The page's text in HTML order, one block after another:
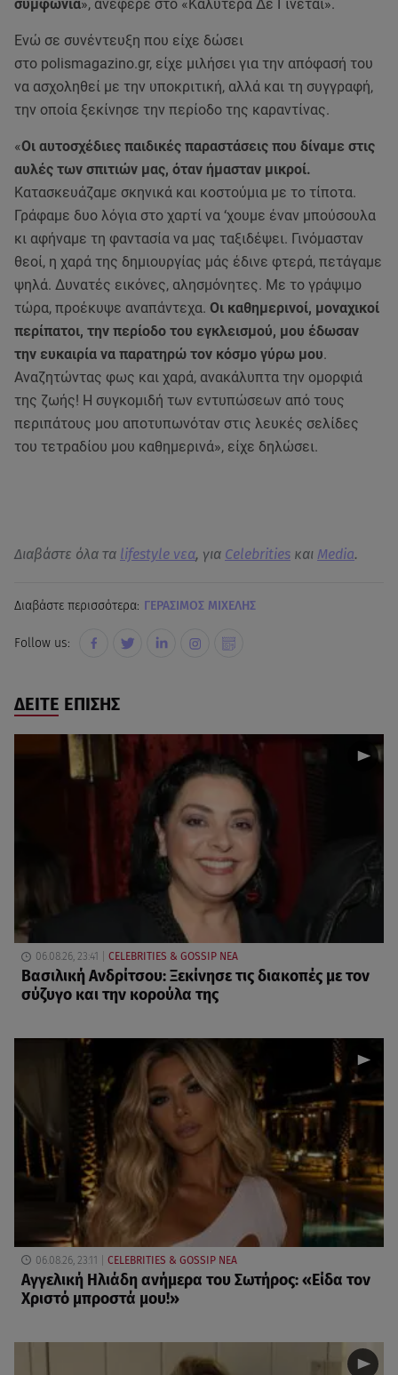
συμφωνία», ανέφερε στο «Καλύτερα Δε Γίνεται».
Ενώ σε συνέντευξη που είχε δώσει
στο polismagazino.gr, είχε μιλήσει για την απόφασή του
να ασχοληθεί με την υποκριτική, αλλά και τη συγγραφή,
την οποία ξεκίνησε την περίοδο της καραντίνας.
«Οι αυτοσχέδιες παιδικές παραστάσεις που δίναμε στις
αυλές των σπιτιών μας, όταν ήμασταν μικροί.
Κατασκευάζαμε σκηνικά και κοστούμια με το τίποτα.
Γράφαμε δυο λόγια στο χαρτί να ‘χουμε έναν μπούσουλα
κι αφήναμε τη φαντασία να μας ταξιδέψει. Γινόμασταν
θεοί, η χαρά της δημιουργίας μάς έδινε φτερά, πετάγαμε
ψηλά. Δυνατές εικόνες, αλησμόνητες. Με το γράψιμο
τώρα, προέκυψε αναπάντεχα. Οι καθημερινοί, μοναχικοί
περίπατοι, την περίοδο του εγκλεισμού, μου έδωσαν
την ευκαιρία να παρατηρώ τον κόσμο γύρω μου.
Αναζητώντας φως και χαρά, ανακάλυπτα την ομορφιά
της ζωής! Η συγκομιδή των εντυπώσεων από τους
περιπάτους μου αποτυπωνόταν στις λευκές σελίδες
του τετραδίου μου καθημερινά», είχε δηλώσει.
Διαβάστε όλα τα lifestyle νεα, για Celebrities και Media.
Διαβάστε περισσότερα: ΓΕΡΑΣΙΜΟΣ ΜΙΧΕΛΗΣ
Follow us:
ΔΕΙΤΕ ΕΠΙΣΗΣ
06.08.26, 23:41 CELEBRITIES & GOSSIP ΝΕΑ
Βασιλική Ανδρίτσου: Ξεκίνησε τις διακοπές με τον
σύζυγο και την κορούλα της
06.08.26, 23:11 CELEBRITIES & GOSSIP ΝΕΑ
Αγγελική Ηλιάδη ανήμερα του Σωτήρος: «Είδα τον
Χριστό μπροστά μου!»